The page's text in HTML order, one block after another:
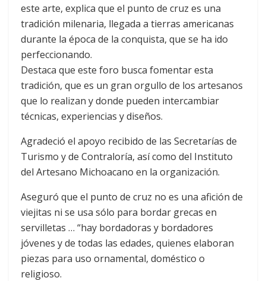
este arte, explica que el punto de cruz es una
tradición milenaria, llegada a tierras americanas
durante la época de la conquista, que se ha ido
perfeccionando.
Destaca que este foro busca fomentar esta
tradición, que es un gran orgullo de los artesanos
que lo realizan y donde pueden intercambiar
técnicas, experiencias y diseños.
Agradeció el apoyo recibido de las Secretarías de
Turismo y de Contraloría, así como del Instituto
del Artesano Michoacano en la organización.
Aseguró que el punto de cruz no es una afición de
viejitas ni se usa sólo para bordar grecas en
servilletas … “hay bordadoras y bordadores
jóvenes y de todas las edades, quienes elaboran
piezas para uso ornamental, doméstico o
religioso.